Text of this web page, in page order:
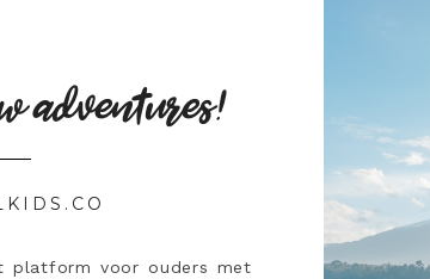
adventures!
platform voor ouders met